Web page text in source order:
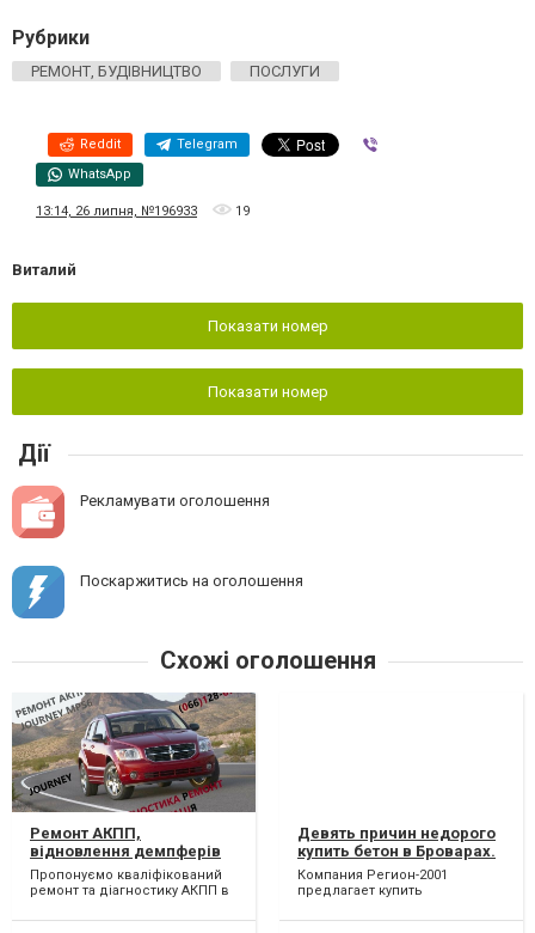
Рубрики
РЕМОНТ, БУДІВНИЦТВО ПОСЛУГИ
Reddit Telegram
WhatsApp
13:14, 26 липня, №196933 19
Виталий
Показати номер
Показати номер
Дії
Рекламувати оголошення
Поскаржитись на оголошення
Схожі оголошення
Ремонт АКПП,
відновлення демпферів
та перевірка соленоїдів
Dodge Journey DCT450#
4872691AH, 68060442AB,
Пропонуємо кваліфікований
ремонт та діагностику АКПП в
6DCT450. Можливий...
Девять причин недорого
купить бетон в Броварах.
Цены на керамзитобетон
в Броварах
Компания Регион-2001
предлагает купить
в любой в Броварах. Мы